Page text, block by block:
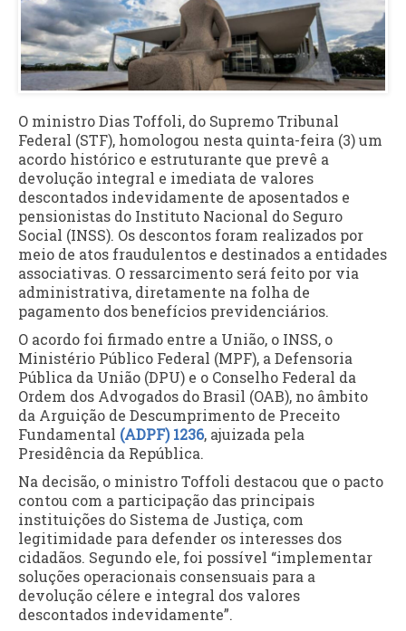
O ministro Dias Toffoli, do Supremo Tribunal
Federal (STF), homologou nesta quinta-feira (3) um
acordo histórico e estruturante que prevê a
devolução integral e imediata de valores
descontados indevidamente de aposentados e
pensionistas do Instituto Nacional do Seguro
Social (INSS). Os descontos foram realizados por
meio de atos fraudulentos e destinados a entidades
associativas. O ressarcimento será feito por via
administrativa, diretamente na folha de
pagamento dos benefícios previdenciários.
O acordo foi firmado entre a União, o INSS, o
Ministério Público Federal (MPF), a Defensoria
Pública da União (DPU) e o Conselho Federal da
Ordem dos Advogados do Brasil (OAB), no âmbito
da Arguição de Descumprimento de Preceito
Fundamental (ADPF) 1236, ajuizada pela
Presidência da República.
Na decisão, o ministro Toffoli destacou que o pacto
contou com a participação das principais
instituições do Sistema de Justiça, com
legitimidade para defender os interesses dos
cidadãos. Segundo ele, foi possível “implementar
soluções operacionais consensuais para a
devolução célere e integral dos valores
descontados indevidamente”.